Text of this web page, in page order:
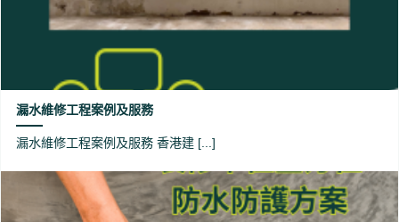
漏水維修工程案例及服務
漏水維修工程案例及服務 香港建 [...]